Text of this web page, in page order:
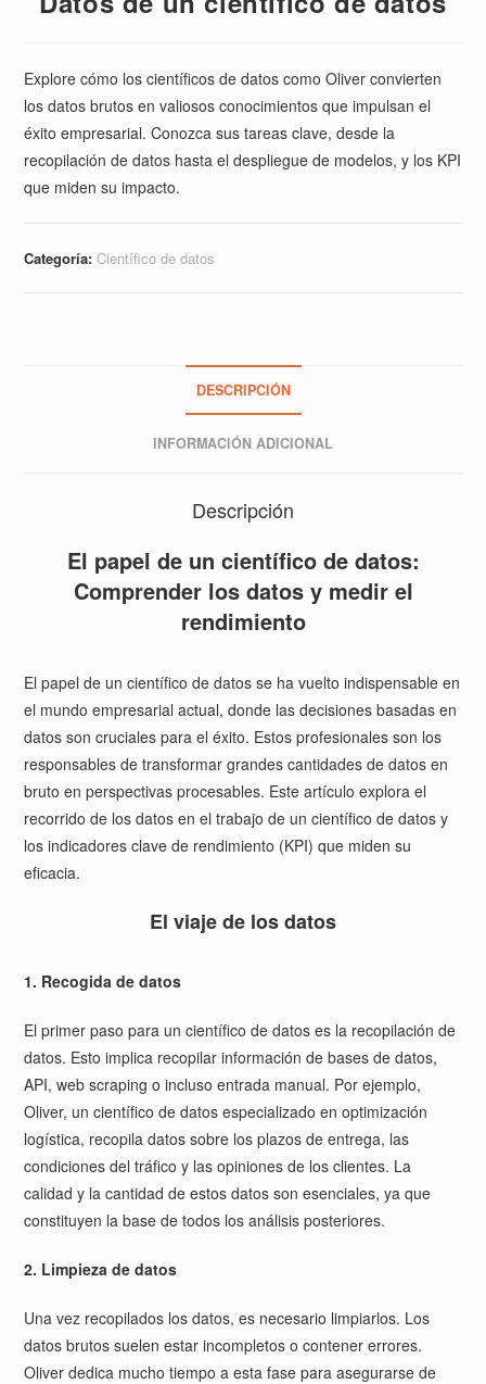
Explore cómo los científicos de datos como Oliver convierten
los datos brutos en valiosos conocimientos que impulsan el
éxito empresarial. Conozca sus tareas clave, desde la
recopilación de datos hasta el despliegue de modelos, y los KPI
que miden su impacto.
Categoría:Científico de datos
DESCRIPCIÓN
INFORMACIÓN ADICIONAL
Descripción
El papel de un científico de datos:
Comprender los datos y medir el
rendimiento
El papel de un científico de datos se ha vuelto indispensable en
el mundo empresarial actual, donde las decisiones basadas en
datos son cruciales para el éxito. Estos profesionales son los
responsables de transformar grandes cantidades de datos en
bruto en perspectivas procesables. Este artículo explora el
recorrido de los datos en el trabajo de un científico de datos y
los indicadores clave de rendimiento (KPI) que miden su
eficacia.
El viaje de los datos
1. Recogida de datos
El primer paso para un científico de datos es la recopilación de
datos. Esto implica recopilar información de bases de datos,
API, web scraping o incluso entrada manual. Por ejemplo,
Oliver, un científico de datos especializado en optimización
logística, recopila datos sobre los plazos de entrega, las
condiciones del tráfico y las opiniones de los clientes. La
calidad y la cantidad de estos datos son esenciales, ya que
constituyen la base de todos los análisis posteriores.
2. Limpieza de datos
Una vez recopilados los datos, es necesario limpiarlos. Los
datos brutos suelen estar incompletos o contener errores.
Oliver dedica mucho tiempo a esta fase para asegurarse de